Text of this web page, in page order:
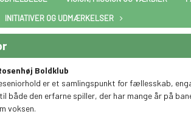
INITIATIVER OG UDMÆRKELSER
Boldklub
er et samlingspunkt for fællesskab,
både den erfarne spiller, der har mange år på
voksen.